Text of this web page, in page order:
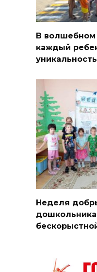
В волшебном
каждый
Неделя